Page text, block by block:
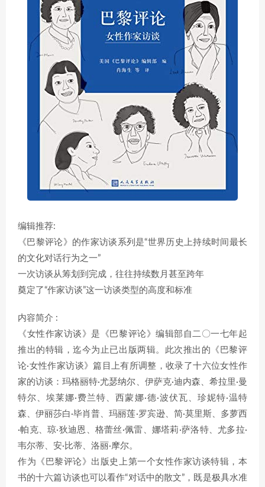
编辑推荐:
《巴黎评论》的作家访谈系列是“世界历史上持续时间最长
的文化对话行为之一”
一次访谈从筹划到完成，往往持续数月甚至跨年
奠定了“作家访谈”这一访谈类型的高度和标准
内容简介 :
《女性作家访谈》是《巴黎评论》编辑部自二〇一七年起
推出的特辑，迄今为止已出版两辑。此次推出的《巴黎评
论·女性作家访谈》篇目上有所调整，收录了十六位女性作
家的访谈：玛格丽特·尤瑟纳尔、伊萨克·迪内森、希拉里·曼
特尔、埃莱娜·费兰特、西蒙娜·德·波伏瓦、珍妮特·温特
森、伊丽莎白·毕肖普、玛丽莲·罗宾逊、简·莫里斯、多萝西
·帕克、琼·狄迪恩、格蕾丝·佩雷、娜塔莉·萨洛特、尤多拉·
韦尔蒂、安·比蒂、洛丽·摩尔。
作为《巴黎评论》出版史上第一个女性作家访谈特辑，本
书的十六篇访谈也可以看作“对话中的散文”，既是极具水准